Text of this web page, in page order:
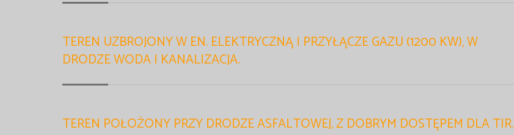
TEREN UZBROJONY W EN. ELEKTRYCZNĄ I PRZYŁĄCZE GAZU (1200 KW), W
DRODZE WODA I KANALIZACJA.
TEREN POŁOŻONY PRZY DRODZE ASFALTOWEJ, Z DOBRYM DOSTĘPEM DLA TIR.